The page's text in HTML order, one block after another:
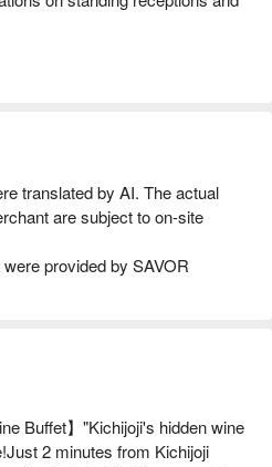
translated by AI. The actual
are subject to on-site
provided by SAVOR
Buffet】"Kichijoji's hidden wine
2 minutes from Kichijoji